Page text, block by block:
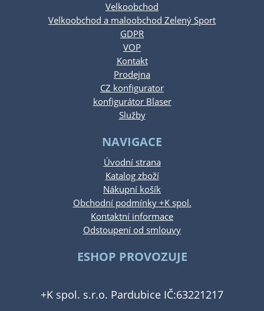
Velkoobchod
Velkoobchod a maloobchod Zelený Sport
GDPR
VOP
Kontakt
Prodejna
CZ konfigurator
konfigurátor Blaser
Služby
NAVIGACE
Úvodní strana
Katalog zboží
Nákupní košík
Obchodní podmínky +K spol.
Kontaktní informace
Odstoupení od smlouvy
ESHOP PROVOZUJE
+K spol. s.r.o. Pardubice IČ:63221217